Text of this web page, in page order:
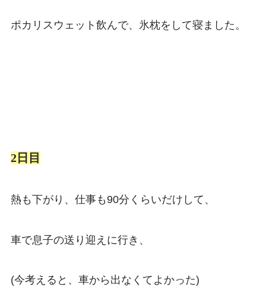
ポカリスウェット飲んで、氷枕をして寝ました。
2日目
熱も下がり、仕事も90分くらいだけして、
車で息子の送り迎えに行き、
(今考えると、車から出なくてよかった)